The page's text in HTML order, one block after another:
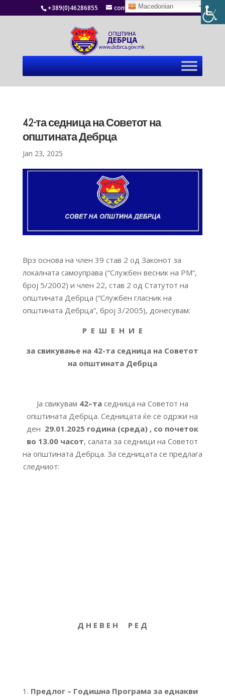
+389(0)46286855 contact@debrca.gov.mk
42-та седница на Советот на
општината Дебрца
Jan 23, 2025
Врз основа на член 39 став 2 од Законот за
локалната самоуправа (“Службен весник на РМ”,
број 5/2002) и член 22, став 2 од Статутот на
општината Дебрца (“Службен гласник на
општината Дебрца”, број 3/2005), донесувам:
Р Е Ш Е Н И Е
за свикување на 42-та седница на Советот
на општината Дебрца
Ја свикувам 42–таседница на Советот на
општината Дебрца. Седницата ќе се одржи на
ден 29.01.2025 година (среда), со почеток
во 13.00 часот, салата за седници на Советот
на општината Дебрца. За седницата се предлага
следниот:
Д Н Е В Е Н Р Е Д
Предлог – Годишна Програма за еднакви
Macedonian